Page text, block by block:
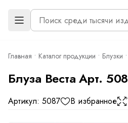
Главная Каталог продукции Блузки
Блуза Веста Арт.
Артикул: 5087 В избранное